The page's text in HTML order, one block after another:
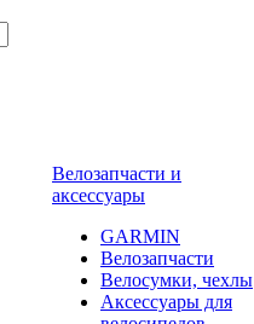
Велозапчасти и
аксессуары
GARMIN
Велозапчасти
Велосумки, чехлы
Аксессуары для